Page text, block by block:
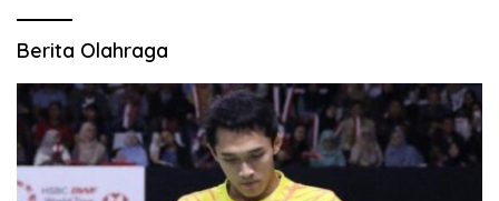
Berita Olahraga